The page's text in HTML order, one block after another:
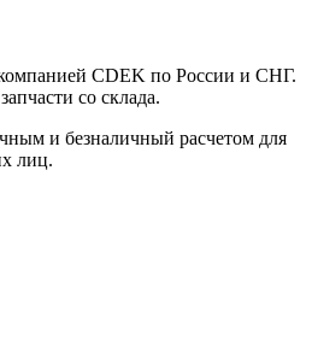
компанией CDEK по России и СНГ.
со склада.
и безналичный расчетом для
лиц.